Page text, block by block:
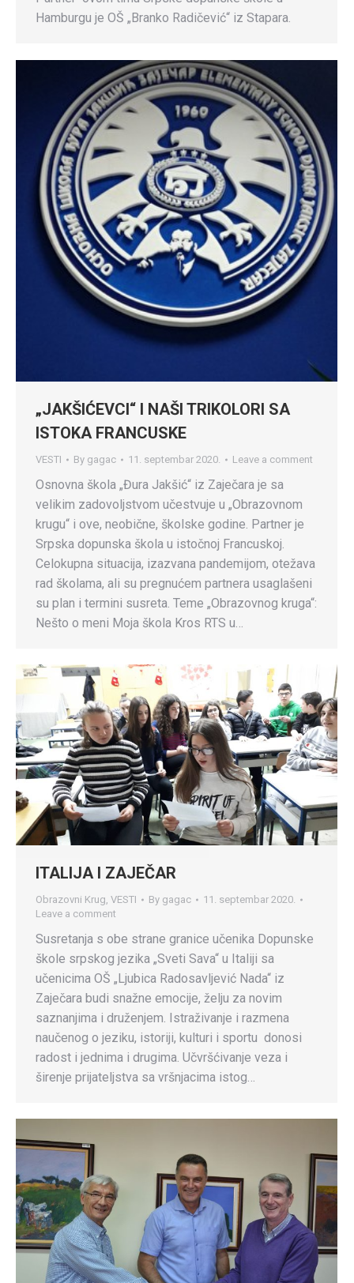
Hamburgu je OŠ „Branko Radičević“ iz Stapara.
„JAKŠIĆEVCI“ I NAŠI TRIKOLORI SA
ISTOKA FRANCUSKE
VESTI By gagac 11. septembar 2020. Leave a comment
Osnovna škola „Đura Jakšić“ iz Zaječara je sa
velikim zadovoljstvom učestvuje u „Obrazovnom
krugu“ i ove, neobične, školske godine. Partner je
Srpska dopunska škola u istočnoj Francuskoj.
Celokupna situacija, izazvana pandemijom, otežava
rad školama, ali su pregnućem partnera usaglašeni
su plan i termini susreta. Teme „Obrazovnog kruga“:
Nešto o meni Moja škola Kros RTS u…
ITALIJA I ZAJEČAR
Obrazovni Krug, VESTI By gagac
11. septembar 2020.
Leave a comment
Susretanja s obe strane granice učenika Dopunske
škole srpskog jezika „Sveti Sava“ u Italiji sa
učenicima OŠ „Ljubica Radosavljević Nada“ iz
Zaječara budi snažne emocije, želju za novim
saznanjima i druženjem. Istraživanje i razmena
naučenog o jeziku, istoriji, kulturi i sportu donosi
radost i jednima i drugima. Učvršćivanje veza i
širenje prijateljstva sa vršnjacima istog…